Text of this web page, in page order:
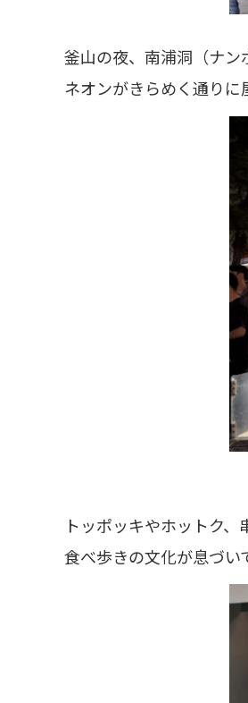
釜山の夜、南浦洞（ナン
ネオンがきらめく通りに
トッポッキやホットク、
食べ歩きの文化が息づい